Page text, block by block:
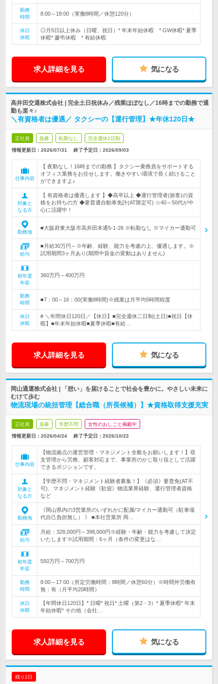
勤務
時間
8:00～18:00（実働8時間／休憩120分）
休日
休暇
◎月5日以上休み（日曜、祝日）* 年末年始休暇 * GW休暇* 夏季
休暇* 慶弔休暇 * 有給休暇
求人詳細を見る 気になる
高井田交通株式会社 | 完全土日祝休み／残業ほぼなし／16時までの勤務で通
勤も楽々♪
＼有資格者は優遇／ タクシーの【運行管理】★年休120日★
正社員 急募 転勤なし 完全週休2日制
情報更新日：2026/07/31 終了予定日： 2026/09/03
仕事内容
【 夜勤なし！16時までの勤務 】タクシー乗務員をサポートする
オフィス業務をお任せします。働きやすい環境で長く続けること
ができますよ♪
対象と
なる方
【 有資格者は優遇します 】◆高卒以上 ◆運行管理者(旅客)の資
格をお持ちの方 ◆要普通自動車免許(AT限定可) ☆40～50代が中
心に活躍中！
勤務地
■大阪府東大阪市高井田本通5-1-26 ※転勤なし ※マイカー通勤可
給与
■月給30万円～※年齢、経験、能力を考慮の上、優遇します。※
試用期間3ヶ月あり(期間中賃金の変動はありません)
初年度
年収
360万円～400万円
勤務
時間
■7：00～16：00(実働8時間)※残業は月平均5時間程度
休日
休暇
# ＼年間休日120日／【休日】■完全週休二日制(土日)■祝日【休
暇】■年末年始休暇■夏季休暇■有給…
求人詳細を見る 気になる
岡山通運株式会社 | 「想い」を届けることで社会を豊かに。やさしい未来に
むけて歩む
物流現場の統括管理【総合職（所長候補）】★資格取得支援充実
正社員 急募 学歴不問 女性のおしごと掲載中
情報更新日：2026/04/24 終了予定日： 2026/10/22
仕事内容
【物流拠点の運営管理・マネジメント全般をお願いします！】収
支管理から労務、顧客対応まで、事業所のかじ取り役として活躍
できるポジションです。
対象と
なる方
【学歴不問・マネジメント経験者募集！】《必須》要普免(AT不
可)、マネジメント経験《歓迎》物流業界経験、運行管理者資格
など
勤務地
《岡山県内の3営業所のいずれかに配属/マイカー通勤可（駐車場
代自己負担無し） 》 ■本社営業所 岡…
給与
月給：328,000円～398,000円※経験・年齢・能力を考慮して決定
いたします※試用期間：6ヶ月（条件の変更はな…
初年度
年収
550万円～700万円
勤務
時間
8:00～17:00（所定労働時間：8時間／休憩60分）※時間外労働有
無：有（月平均20時間）
休日
休暇
【年間休日120日】* 日曜* 祝日* 土曜（第2・3）* 夏季休暇* 年末
年始休暇* その他（会社…
求人詳細を見る 気になる
残り2日